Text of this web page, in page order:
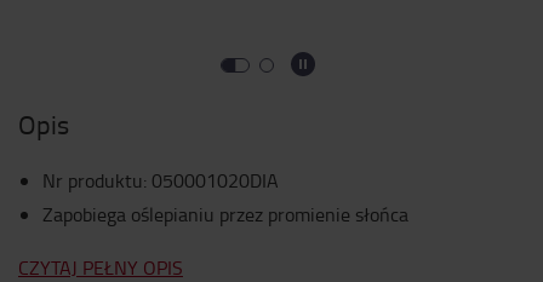
Opis
Nr produktu: 050001020DIA
Zapobiega oślepianiu przez promienie słońca
CZYTAJ PEŁNY OPIS